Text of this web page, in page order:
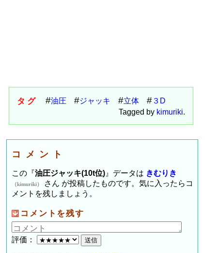
タグ 油圧 ジャッキ 立体
３D
Tagged by kimuriki.
コメント
この『油圧ジャッキ(10t位) 』データは きむりき
（kimuriki）
さん が投稿したものです。気に入ったらコ
メントを残しましょう。
コメントを残す
評価：